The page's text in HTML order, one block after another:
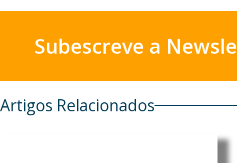
Subescreve a
Artigos Relacionados